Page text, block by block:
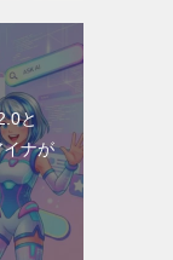
と
ナが